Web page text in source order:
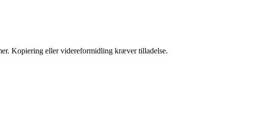
Kopiering eller videreformidling kræver tilladelse.